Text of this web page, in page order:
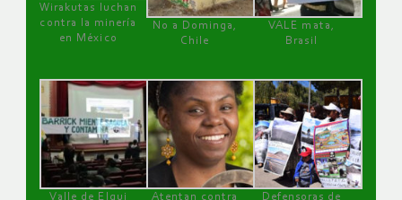
Wirakutas luchan
contra la minería
en México
No a Dominga,
Chile
VALE mata,
Brasil
Valle de Elqui
Atentan contra
Defensoras de